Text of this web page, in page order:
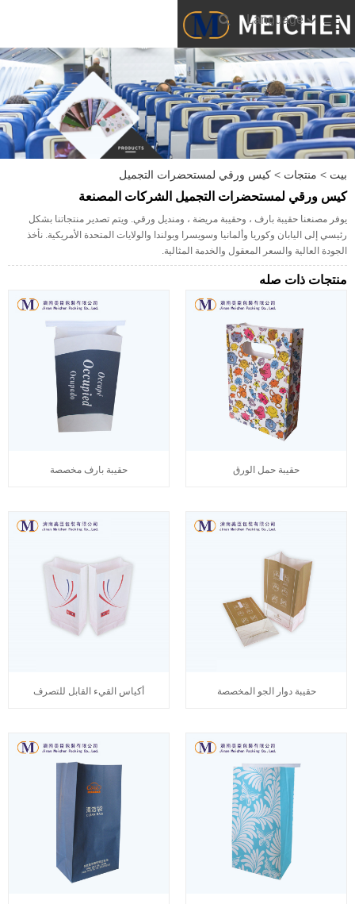
Language
بيت > منتجات > كيس ورقي لمستحضرات التجميل
كيس ورقي لمستحضرات التجميل الشركات المصنعة
يوفر مصنعنا حقيبة بارف ، وحقيبة مريضة ، ومنديل ورقي. ويتم تصدير منتجاتنا بشكل
رئيسي إلى اليابان وكوريا وألمانيا وسويسرا وبولندا والولايات المتحدة الأمريكية. نأخذ
الجودة العالية والسعر المعقول والخدمة المثالية.
منتجات ذات صله
حقيبة حمل الورق حقيبة بارف مخصصة
حقيبة دوار الجو المخصصة أكياس القيء القابل للتصرف